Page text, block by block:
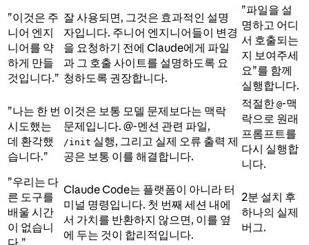
”이것은 주
니어 엔지
니어를 약
하게 만들
것입니다.”
잘 사용되면, 그것은 효과적인 설명
자입니다. 주니어 엔지니어들이 변경
을 요청하기 전에 Claude에게 파일
과 그 호출 사이트를 설명하도록 요
청하도록 권장합니다.
”파일을 설
명하고 어디
서 호출되는
지 보여주세
요”를 함께
실행합니다.
”나는 한 번
시도했는
데 환각했
습니다.”
이것은 보통 모델 문제보다는 맥락
문제입니다. @-멘션 관련 파일,
/init 실행, 그리고 실제 오류 출력 제
공은 보통 이를 해결합니다.
적절한 @-맥
락으로 원래
프롬프트를
다시 실행합
니다.
”우리는 다
른 도구를
배울 시간
이 없습니
Claude Code는 플랫폼이 아니라 터
미널 명령입니다. 첫 번째 세션 내에
서 가치를 반환하지 않으면, 이를 옆
에 두는 것이 합리적입니다.
2분 설치 후
하나의 실제
버그.